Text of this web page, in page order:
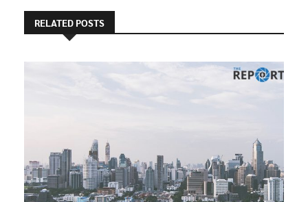
RELATED POSTS